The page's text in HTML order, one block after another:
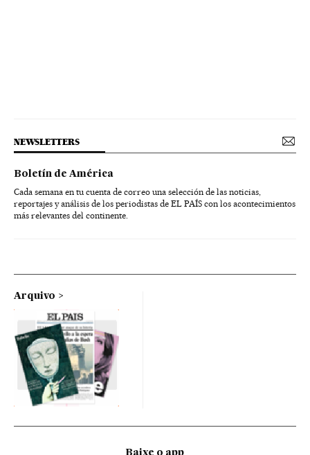
NEWSLETTERS
Boletín de América
Cada semana en tu cuenta de correo una selección de las noticias,
reportajes y análisis de los periodistas de EL PAÍS con los acontecimientos
más relevantes del continente.
Arquivo
Baixe o app